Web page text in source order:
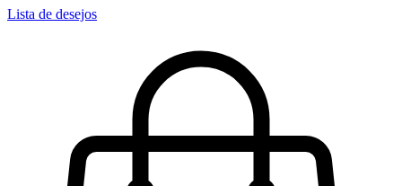
Lista de desejos